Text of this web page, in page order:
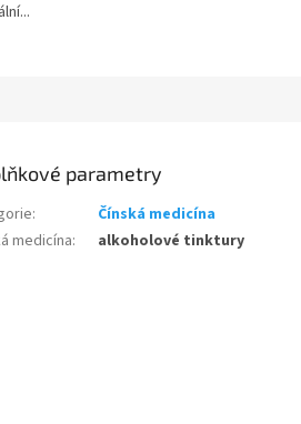
parametry
:
Čínská medicína
medicína: alkoholové tinktury